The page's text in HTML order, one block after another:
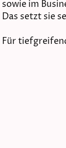
sowie im
Das setzt sie
Für